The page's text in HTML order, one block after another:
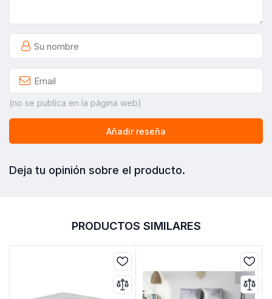
(no se publica en la página web)
Añadir reseña
Deja tu opinión sobre el producto.
PRODUCTOS SIMILARES